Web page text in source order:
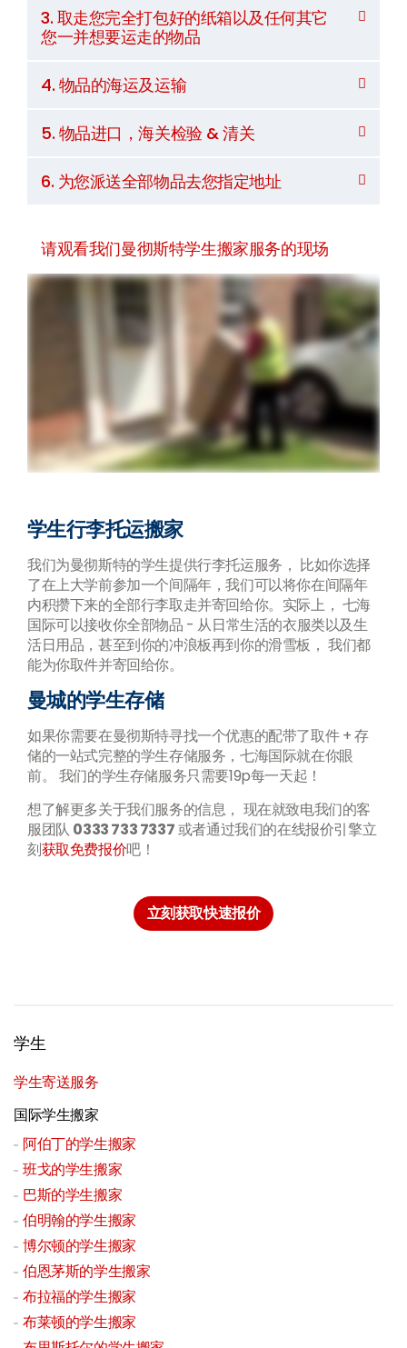
3. 取走您完全打包好的纸箱以及任何其它
您一并想要运走的物品
4. 物品的海运及运输
5. 物品进口，海关检验 & 清关
6. 为您派送全部物品去您指定地址
请观看我们曼彻斯特学生搬家服务的现场
学生行李托运搬家
我们为曼彻斯特的学生提供行李托运服务， 比如你选择
了在上大学前参加一个间隔年，我们可以将你在间隔年
内积攒下来的全部行李取走并寄回给你。实际上， 七海
国际可以接收你全部物品 - 从日常生活的衣服类以及生
活日用品，甚至到你的冲浪板再到你的滑雪板， 我们都
能为你取件并寄回给你。
曼城的学生存储
如果你需要在曼彻斯特寻找一个优惠的配带了取件 + 存
储的一站式完整的学生存储服务，七海国际就在你眼
前。 我们的学生存储服务只需要19p每一天起！
想了解更多关于我们服务的信息， 现在就致电我们的客
服团队 0333 733 7337或者通过我们的在线报价引擎立
刻获取免费报价吧！
立刻获取快速报价
学生
学生寄送服务
国际学生搬家
阿伯丁的学生搬家
班戈的学生搬家
巴斯的学生搬家
伯明翰的学生搬家
博尔顿的学生搬家
伯恩茅斯的学生搬家
布拉福的学生搬家
布莱顿的学生搬家